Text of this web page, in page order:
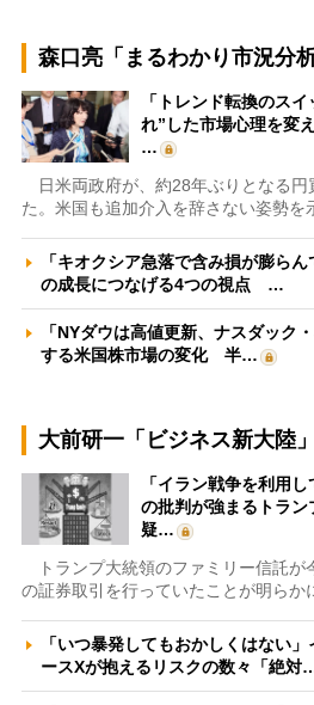
森口亮「まるわかり市況分析
「トレンド転換のス
れ”した市場心理を変
…
日米両政府が、約28年ぶりとなる円
た。米国も追加介入を辞さない姿勢を
「キオクシア急落で含み損が膨ら
の成長につなげる4つの視点 …
「NYダウは高値更新、ナスダック
する米国株市場の変化 半…
大前研一「ビジネス新大陸
「イラン戦争を利用
の批判が強まるトラ
疑…
トランプ大統領のファミリー信託が
の証券取引を行っていたことが明らか
「いつ暴発してもおかしくはない
ースXが抱えるリスクの数々「絶対